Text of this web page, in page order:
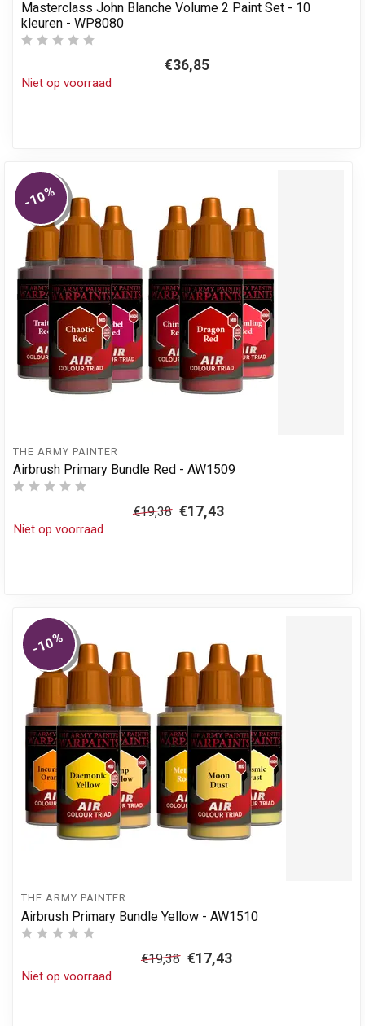
Masterclass John Blanche Volume 2 Paint Set - 10
kleuren - WP8080
€36,85
Niet op voorraad
-10%
THE ARMY PAINTER
Airbrush Primary Bundle Red - AW1509
€19,38 €17,43
Niet op voorraad
-10%
THE ARMY PAINTER
Airbrush Primary Bundle Yellow - AW1510
€19,38 €17,43
Niet op voorraad